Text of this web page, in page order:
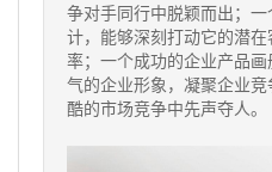
争对手同行中脱颖而出；
计，能够深刻打动它的潜
率；一个成功的企业产品
气的企业形象，凝聚企业
酷的市场竞争中先声夺人。